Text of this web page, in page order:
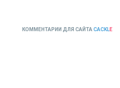
КОММЕНТАРИИ ДЛЯ САЙТА CACKLE